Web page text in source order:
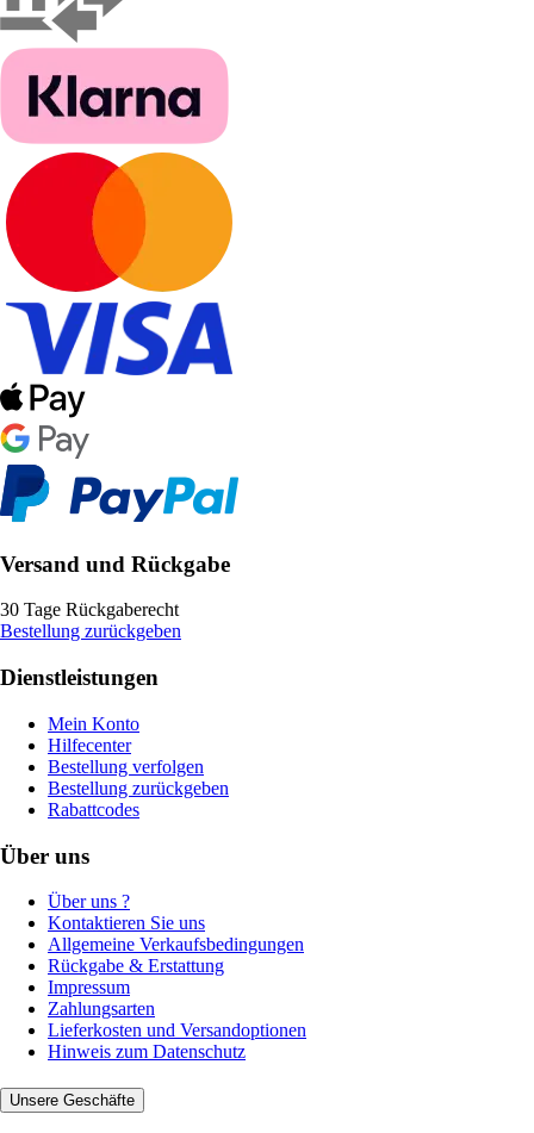
Versand und Rückgabe
30 Tage Rückgaberecht
Bestellung zurückgeben
Dienstleistungen
Mein Konto
Hilfecenter
Bestellung verfolgen
Bestellung zurückgeben
Rabattcodes
Über uns
Über uns ?
Kontaktieren Sie uns
Allgemeine Verkaufsbedingungen
Rückgabe & Erstattung
Impressum
Zahlungsarten
Lieferkosten und Versandoptionen
Hinweis zum Datenschutz
Unsere Geschäfte